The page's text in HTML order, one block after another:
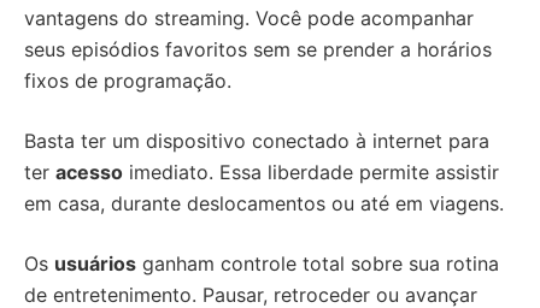
vantagens do streaming. Você pode acompanhar
seus episódios favoritos sem se prender a horários
fixos de programação.
Basta ter um dispositivo conectado à internet para
ter acesso imediato. Essa liberdade permite assistir
em casa, durante deslocamentos ou até em viagens.
Os usuários ganham controle total sobre sua rotina
de entretenimento. Pausar, retroceder ou avançar